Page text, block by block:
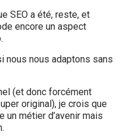
SEO a été, reste, et
encore un aspect
nous nous adaptons sans
(et donc forcément
original), je crois que
un métier d’avenir mais